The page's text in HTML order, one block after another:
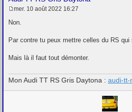
e
a
e
mer. 10 août 2022 16:27
Non.
Par contre tu peux mettre celles du RS
Mais là il faut tout démonter.
Mon Audi TT RS Gris Daytona : audi-tt-